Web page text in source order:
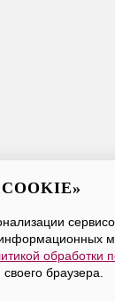
Публичной оферты
обработки
браузера.